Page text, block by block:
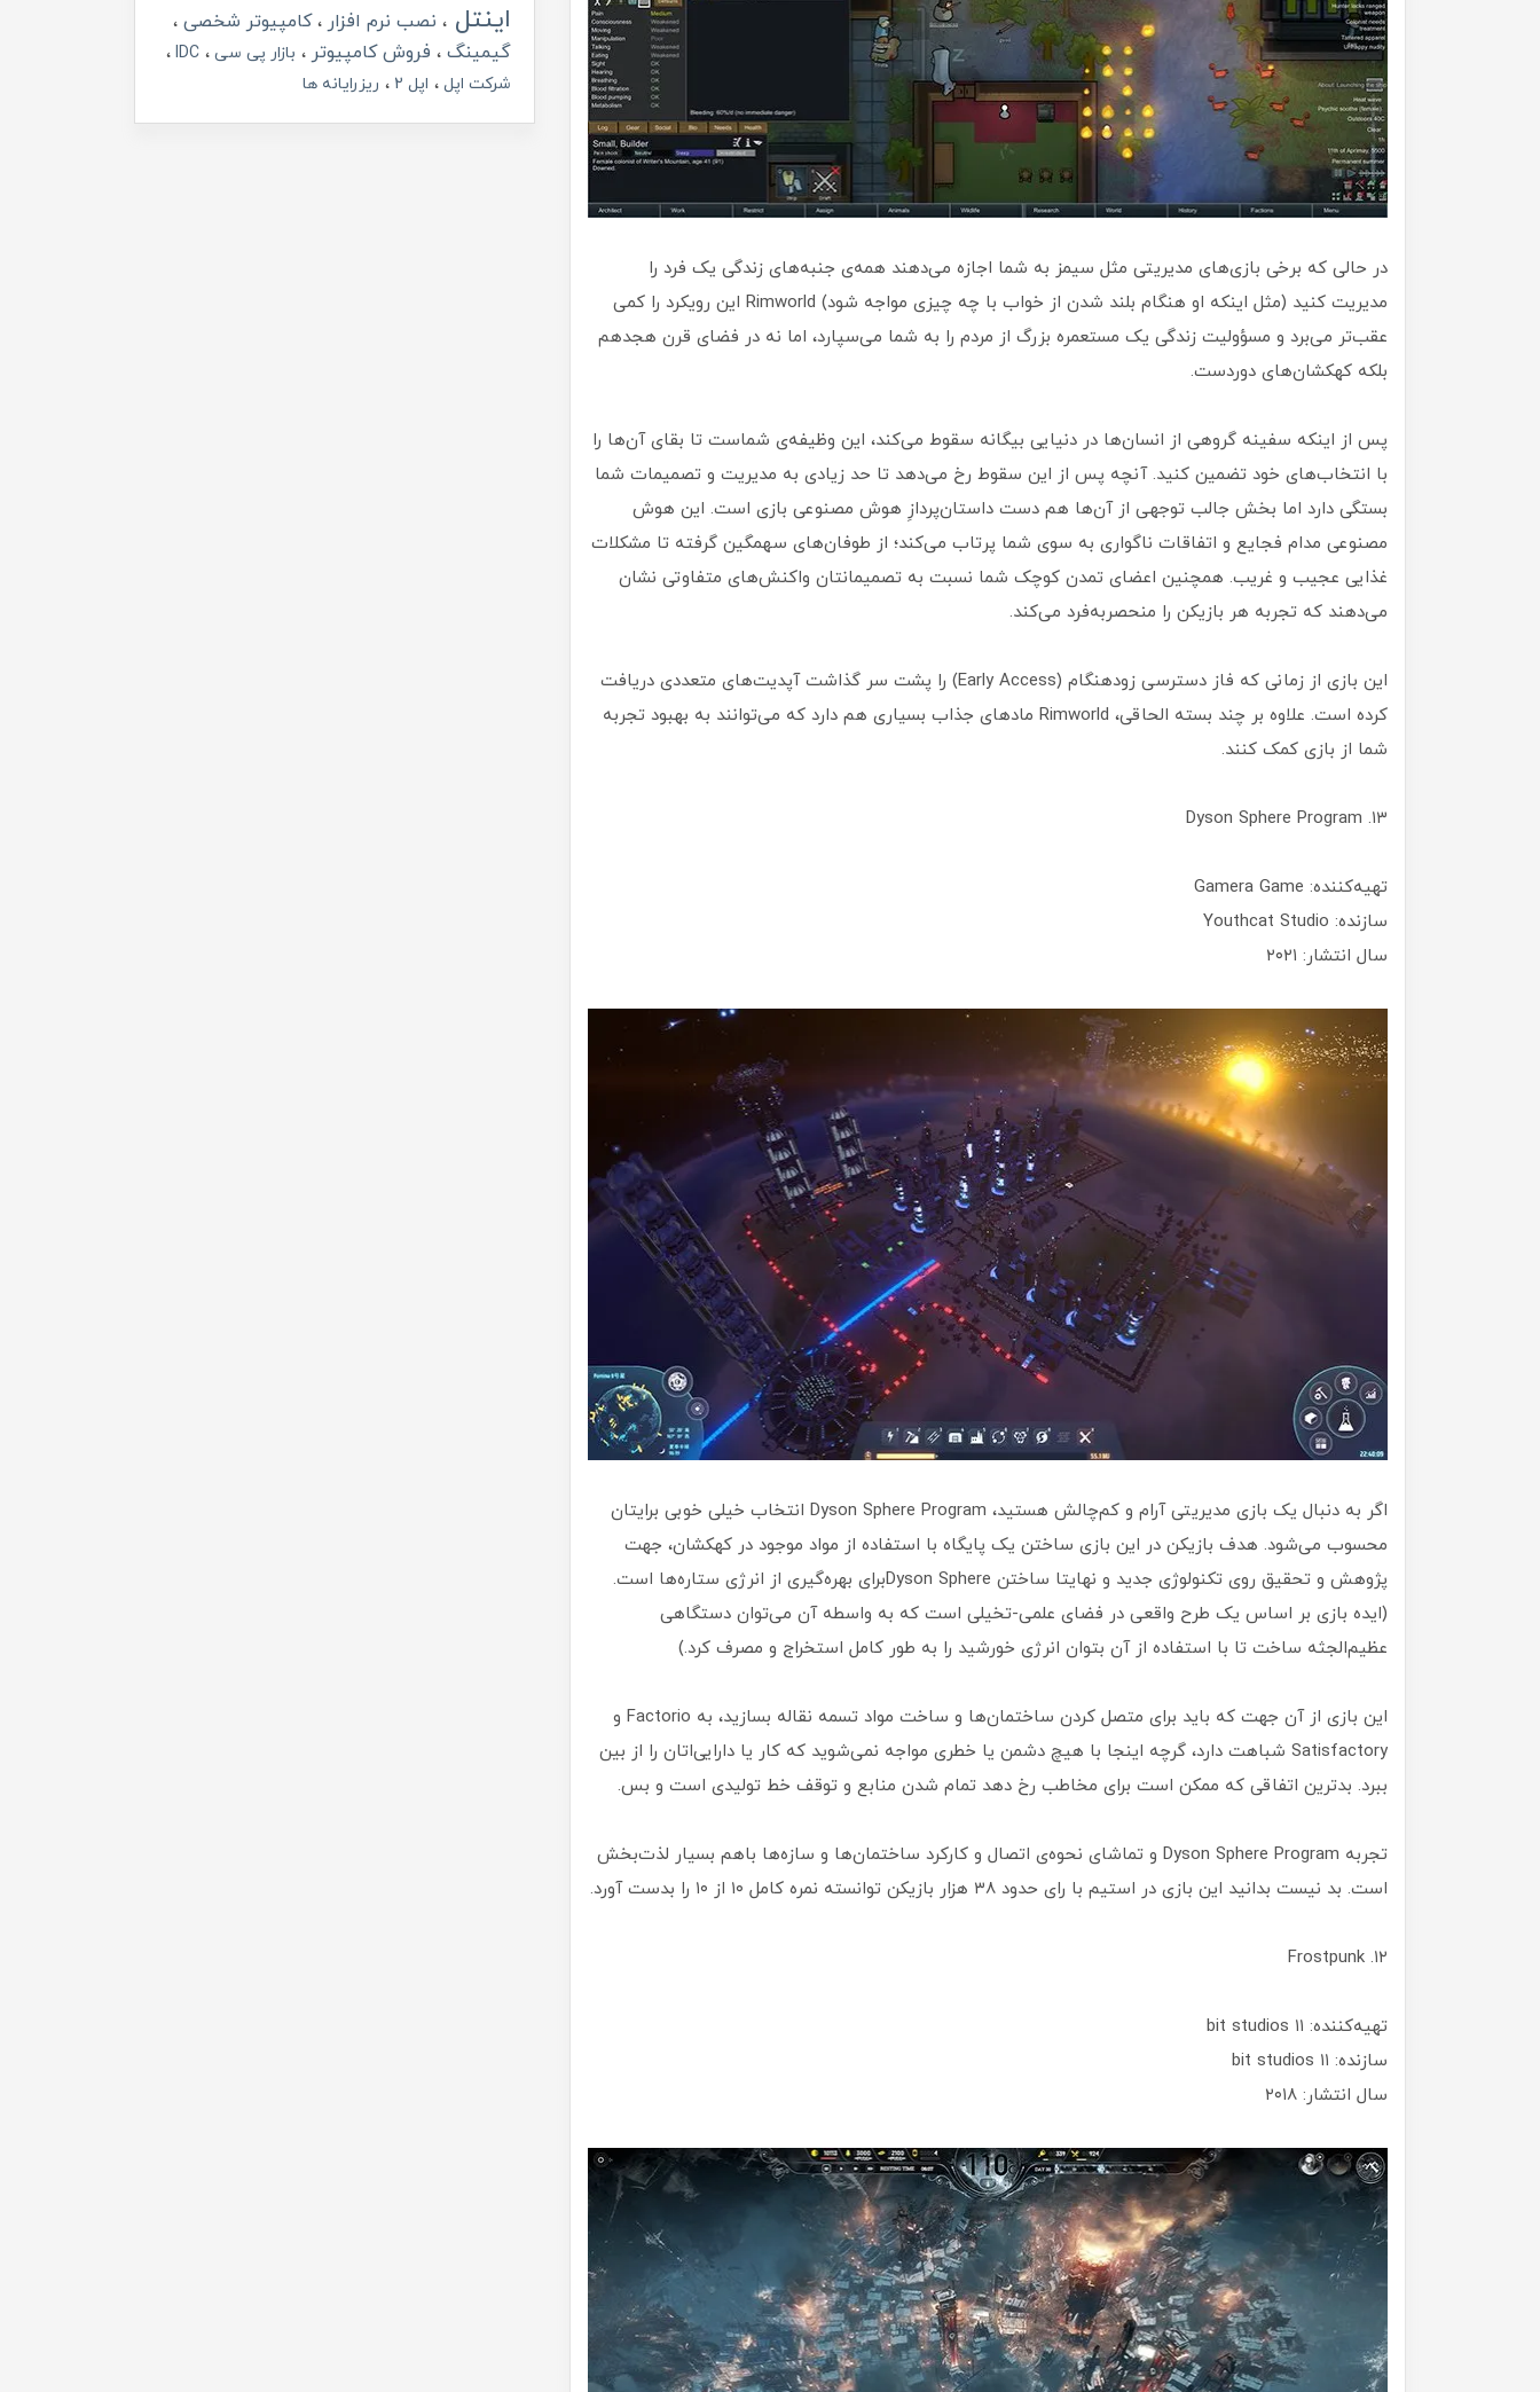
در حالی که برخی بازی‌های مدیریتی مثل سیمز به شما اجازه می‌دهند همه‌ی جنبه‌های زندگی یک فرد را
مدیریت کنید (مثل اینکه او هنگام بلند شدن از خواب با چه چیزی مواجه شود) Rimworld این رویکرد را کمی
عقب‌تر می‌برد و مسؤولیت زندگی یک مستعمره بزرگ از مردم را به شما می‌سپارد، اما نه در فضای قرن هجدهم
بلکه کهکشان‌های دوردست.
پس از اینکه سفینه گروهی از انسان‌ها در دنیایی بیگانه سقوط می‌کند، این وظیفه‌ی شماست تا بقای آن‌ها را
با انتخاب‌های خود تضمین کنید. آنچه پس از این سقوط رخ می‌دهد تا حد زیادی به مدیریت و تصمیمات شما
بستگی دارد اما بخش جالب توجهی از آن‌ها هم دست داستان‌پردازِ هوش مصنوعی بازی است. این هوش
مصنوعی مدام فجایع و اتفاقات ناگواری به سوی شما پرتاب می‌کند؛ از طوفان‌های سهمگین گرفته تا مشکلات
غذایی عجیب و غریب. همچنین اعضای تمدن کوچک شما نسبت به تصمیمانتان واکنش‌های متفاوتی نشان
می‌دهند که تجربه هر بازیکن را منحصر‌به‌فرد می‌کند.
این بازی از زمانی که فاز دسترسی زودهنگام (Early Access) را پشت سر گذاشت آپدیت‌های متعددی دریافت
کرده است. علاوه بر چند بسته الحاقی، Rimworld مادهای جذاب بسیاری هم دارد که می‌توانند به بهبود تجربه
شما از بازی کمک کنند.
۱۳. Dyson Sphere Program
تهیه‌کننده: Gamera Game
سازنده: Youthcat Studio
سال انتشار: ۲۰۲۱
اگر به دنبال یک بازی مدیریتی آرام و کم‌چالش هستید، Dyson Sphere Program انتخاب خیلی خوبی برایتان
محسوب می‌شود. هدف بازیکن در این بازی ساختن یک پایگاه با استفاده از مواد موجود در کهکشان، جهت
پژوهش و تحقیق روی تکنولوژی جدید و نهایتا ساختن Dyson Sphereبرای بهره‌گیری از انرژی ستاره‌ها است.
(ایده بازی بر اساس یک طرح واقعی در فضای علمی-تخیلی است که به واسطه آن می‌توان دستگاهی
عظیم‌الجثه ساخت تا با استفاده از آن بتوان انرژی خورشید را به طور کامل استخراج و مصرف کرد.)
این بازی از آن جهت که باید برای متصل کردن ساختمان‌ها و ساخت مواد تسمه نقاله بسازید، به Factorio و
Satisfactory شباهت دارد، گرچه اینجا با هیچ دشمن یا خطری مواجه نمی‌شوید که کار یا دارایی‌اتان را از بین
ببرد. بدترین اتفاقی که ممکن است برای مخاطب رخ دهد تمام شدن منابع و توقف خط تولیدی است و بس.
تجربه Dyson Sphere Program و تماشای نحوه‌ی اتصال و کارکرد ساختمان‌ها و سازه‌ها باهم بسیار لذت‌بخش
است. بد نیست بدانید این بازی در استیم با رای حدود ۳۸ هزار بازیکن توانسته نمره کامل ۱۰ از ۱۰ را بدست آورد.
۱۲. Frostpunk
تهیه‌کننده: ۱۱ bit studios
سازنده: ۱۱ bit studios
سال انتشار: ۲۰۱۸
اینتل نصب نرم افزار
کامپیوتر شخصی
گیمینگ
فروش کامپیوتر بازار پی سی
IDC
شرکت اپل
اپل 2 ریزرایانه ها